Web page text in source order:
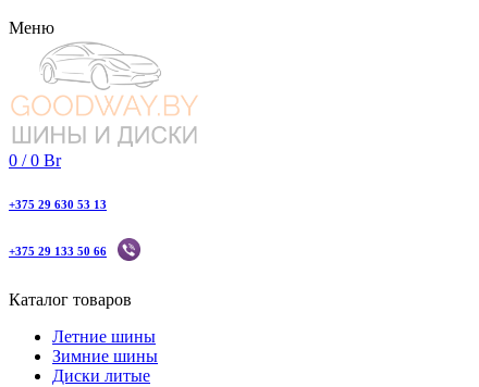
Меню
0 / 0 Br
+375 29 630 53 13
+375 29 133 50 66
Каталог товаров
Летние шины
Зимние шины
Диски литые